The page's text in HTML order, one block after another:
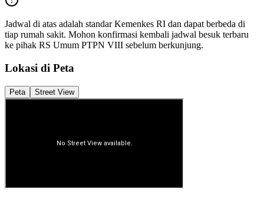
Jadwal di atas adalah standar Kemenkes RI dan dapat berbeda di
tiap rumah sakit. Mohon konfirmasi kembali jadwal besuk terbaru
ke pihak RS Umum PTPN VIII sebelum berkunjung.
Lokasi di Peta
Peta Street View